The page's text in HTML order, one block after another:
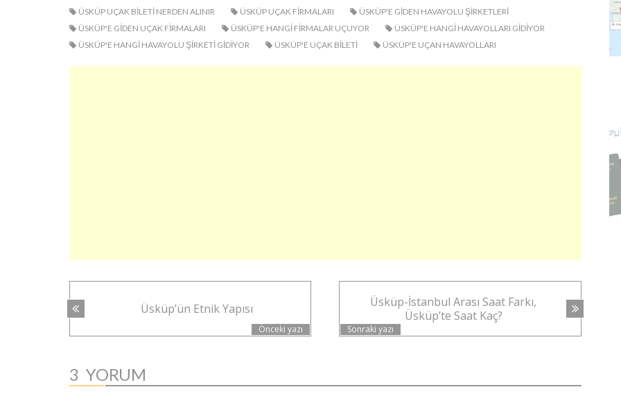
ÜSKÜP UÇAK BILETI NERDEN ALINIR
ÜSKÜP UÇAK FIRMALARI
ÜSKÜP'E GIDEN HAVAYOLU ŞIRKETLERI
ÜSKÜP'E GIDEN UÇAK FIRMALARI
ÜSKÜP'E HANGI FIRMALAR UÇUYOR
ÜSKÜP'E HANGI HAVAYOLLARI GIDIYOR
ÜSKÜP'E HANGI HAVAYOLU ŞIRKETI GIDIYOR
ÜSKÜP'E UÇAK BILETI ÜSKÜP'E UÇAN HAVAYOLLARI
NAVIGASYONU
Önceki yazı
Üsküp’ün Etnik Yapısı
Sonraki yazı
Üsküp-İstanbul Arası Saat Farkı,
Üsküp’te Saat Kaç?
3 YORUM